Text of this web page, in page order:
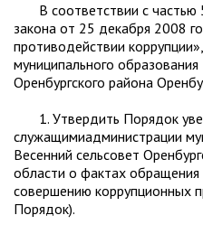
В соответствии с частью
закона от 25 декабря 2008
противодействии
муниципального
Оренбургского района
1. Утвердить Порядок
служащимиадминистрации
Весенний сельсовет
области о фактах обращения
совершению коррупционных
Порядок).